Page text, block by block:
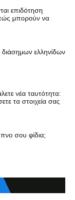
επιδότηση
μπορούν να
ελληνίδων
νέα ταυτότητα:
τα στοιχεία σας
σου φίδια;